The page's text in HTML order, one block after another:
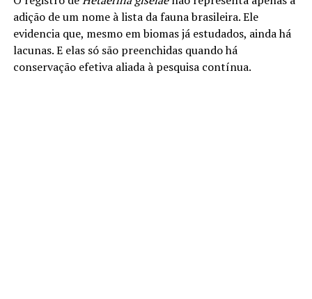
adição de um nome à lista da fauna brasileira. Ele
evidencia que, mesmo em biomas já estudados, ainda há
lacunas. E elas só são preenchidas quando há
conservação efetiva aliada à pesquisa contínua.